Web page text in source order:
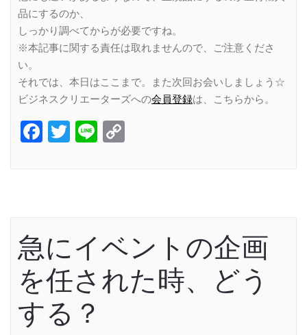
品にするのか、
しっかり調べてからが必要ですね。
※本記事に関する責任は取れませんので、ご注意くださ
い。
それでは、本日はここまで。また次回お会いしましょう☆
ビジネスクリエーターズへの会員登録は、こちらから。
Facebook
Twitter
Line
急にイベントの企画
を任された時、どう
する？